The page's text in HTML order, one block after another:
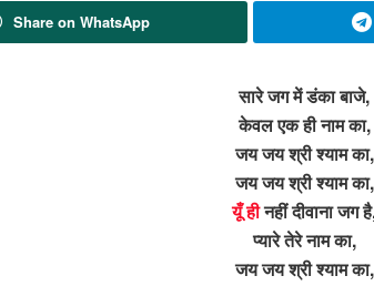
Share on WhatsApp
सारे जग में डंका बाजे,
केवल एक ही नाम का,
जय जय श्री श्याम का,
जय जय श्री श्याम का,
यूँ हीनहीं दीवाना जग
प्यारे तेरे नाम का,
जय जय श्री श्याम का,